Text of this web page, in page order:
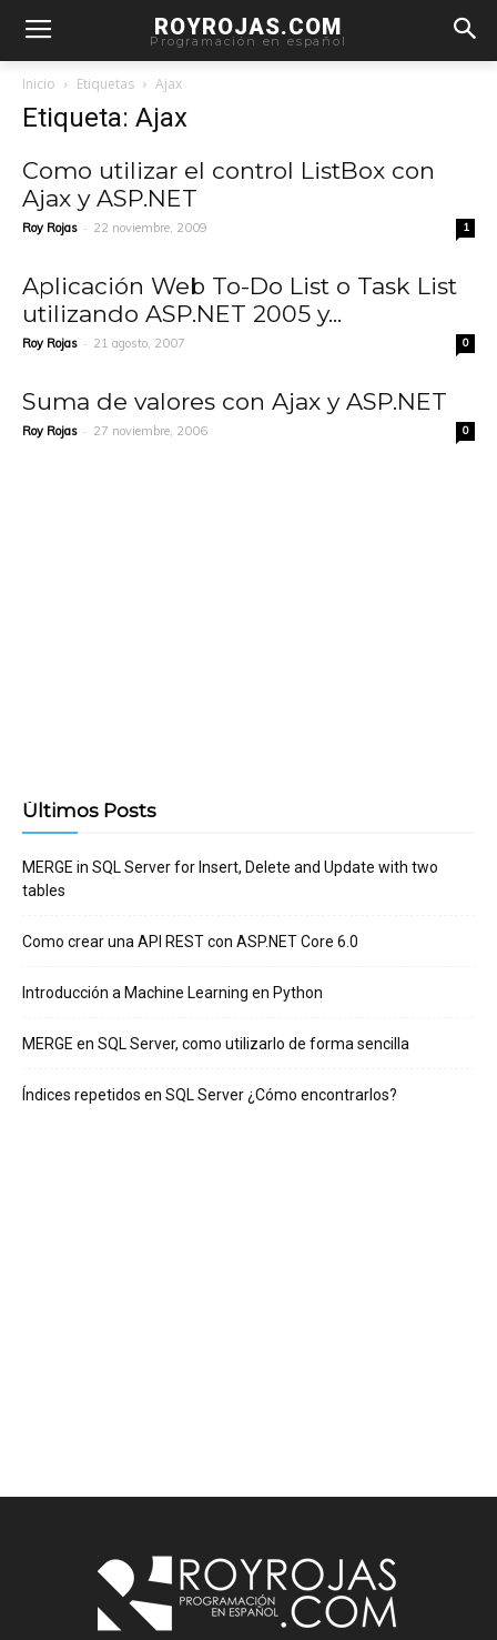
ROYROJAS.COM
Programación en español
Inicio Etiquetas Ajax
Etiqueta: Ajax
Como utilizar el control ListBox con
Ajax y ASP.NET
Roy Rojas - 22 noviembre, 2009 1
Aplicación Web To-Do List o Task List
utilizando ASP.NET 2005 y...
Roy Rojas - 21 agosto, 2007 0
Suma de valores con Ajax y ASP.NET
Roy Rojas - 27 noviembre, 2006 0
Últimos Posts
MERGE in SQL Server for Insert, Delete and Update with two
tables
Como crear una API REST con ASP.NET Core 6.0
Introducción a Machine Learning en Python
MERGE en SQL Server, como utilizarlo de forma sencilla
Índices repetidos en SQL Server ¿Cómo encontrarlos?